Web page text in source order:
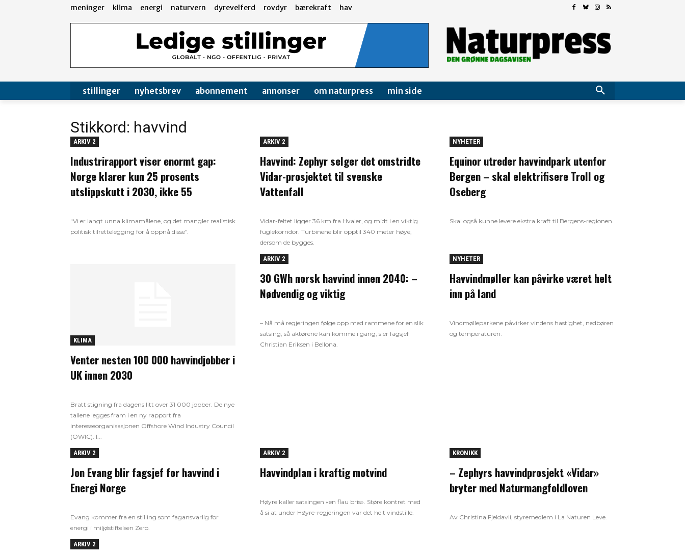
meninger klima energi naturvern dyrevelferd rovdyr bærekraft hav
stillinger nyhetsbrev abonnement annonser om naturpress min side
Stikkord: havvind
ARKIV 2
Industrirapport viser enormt gap:
Norge klarer kun 25 prosents
utslippskutt i 2030, ikke 55
"Vi er langt unna klimamålene, og det mangler realistisk
politisk tilrettelegging for å oppnå disse".
ARKIV 2
Havvind: Zephyr selger det omstridte
Vidar-prosjektet til svenske
Vattenfall
Vidar-feltet ligger 36 km fra Hvaler, og midt i en viktig
fuglekorridor. Turbinene blir opptil 340 meter høye,
dersom de bygges.
NYHETER
Equinor utreder havvindpark utenfor
Bergen – skal elektrifisere Troll og
Oseberg
Skal også kunne levere ekstra kraft til Bergens-regionen.
KLIMA
Venter nesten 100 000 havvindjobber i
UK innen 2030
Bratt stigning fra dagens litt over 31 000 jobber. De nye
tallene legges fram i en ny rapport fra
interesseorganisasjonen Offshore Wind Industry Council
(OWIC). I...
ARKIV 2
30 GWh norsk havvind innen 2040: –
Nødvendig og viktig
– Nå må regjeringen følge opp med rammene for en slik
satsing, så aktørene kan komme i gang, sier fagsjef
Christian Eriksen i Bellona.
NYHETER
Havvindmøller kan påvirke været helt
inn på land
Vindmølleparkene påvirker vindens hastighet, nedbøren
og temperaturen.
ARKIV 2
Jon Evang blir fagsjef for havvind i
Energi Norge
Evang kommer fra en stilling som fagansvarlig for
energi i miljøstiftelsen Zero.
ARKIV 2
Havvindplan i kraftig motvind
Høyre kaller satsingen «en flau bris». Støre kontret med
å si at under Høyre-regjeringen var det helt vindstille.
KRONIKK
– Zephyrs havvindprosjekt «Vidar»
bryter med Naturmangfoldloven
Av Christina Fjeldavli, styremedlem i La Naturen Leve.
ARKIV 2